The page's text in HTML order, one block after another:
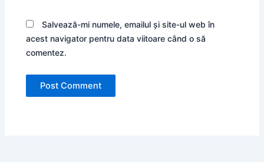
Salvează-mi numele, emailul și site-ul web în
acest navigator pentru data viitoare când o să
comentez.